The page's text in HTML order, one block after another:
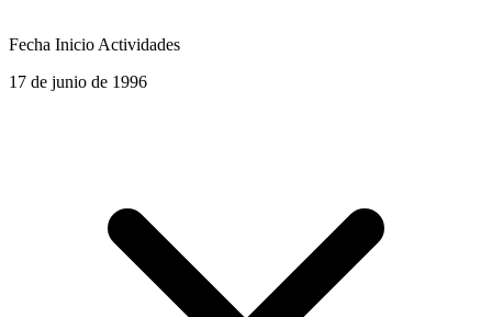
Fecha Inicio Actividades
17 de junio de 1996